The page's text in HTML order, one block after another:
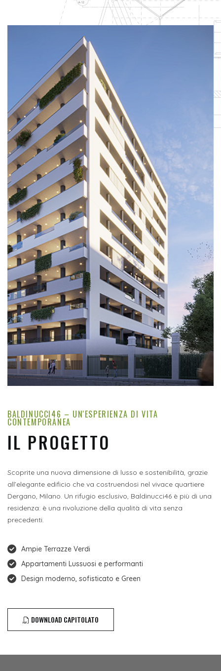
BALDINUCCI46 – UN'ESPERIENZA DI VITA
CONTEMPORANEA
IL PROGETTO
Scoprite una nuova dimensione di lusso e sostenibilità, grazie
all’elegante edificio che va costruendosi nel vivace quartiere
Dergano, Milano. Un rifugio esclusivo, Baldinucci46 è più di una
residenza: è una rivoluzione della qualità di vita senza
precedenti.
Ampie Terrazze Verdi
Appartamenti Lussuosi e performanti
Design moderno, sofisticato e Green
DOWNLOAD CAPITOLATO